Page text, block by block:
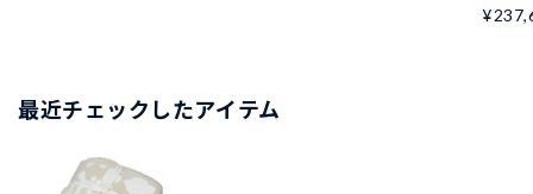
最近チェックしたアイテム